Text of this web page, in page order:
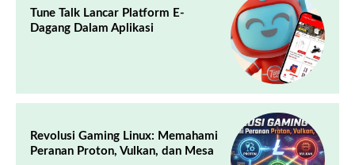
Tune Talk Lancar Platform E-
Dagang Dalam Aplikasi
Revolusi Gaming Linux: Memahami
Peranan Proton, Vulkan, dan Mesa